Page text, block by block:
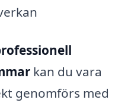
kan du vara
genomförs med